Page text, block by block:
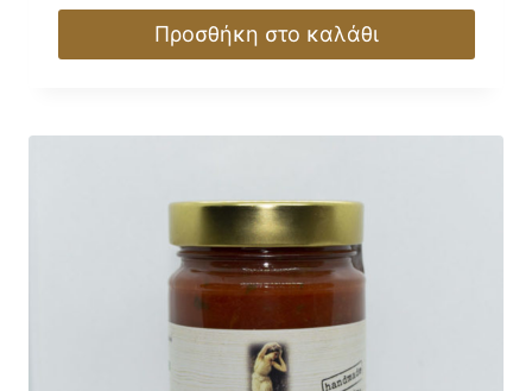
Προσθήκη στο καλάθι